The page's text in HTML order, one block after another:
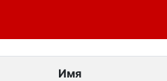
Имя